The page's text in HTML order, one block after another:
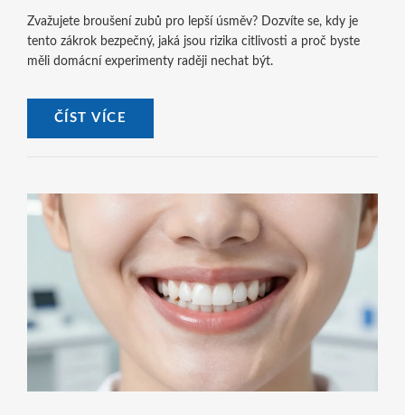
Zvažujete broušení zubů pro lepší úsměv? Dozvíte se, kdy je
tento zákrok bezpečný, jaká jsou rizika citlivosti a proč byste
měli domácní experimenty raději nechat být.
ČÍST VÍCE